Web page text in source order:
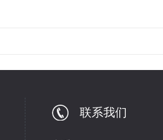
联系我们